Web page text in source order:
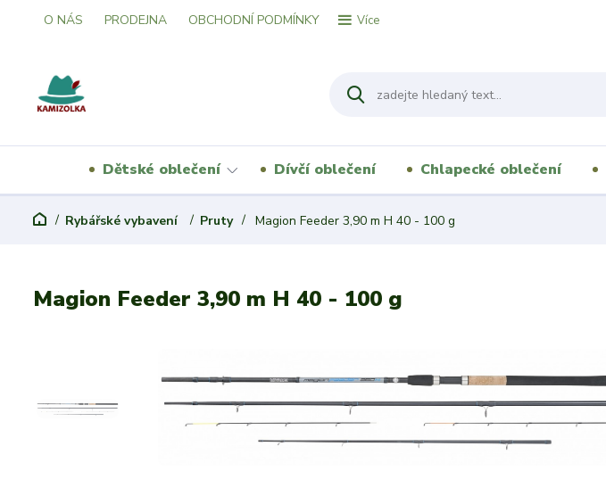
O NÁS PRODEJNA OBCHODNÍ PODMÍNKY Více
Dětské oblečení Dívčí oblečení Chlapecké oblečení
Rybářské vybavení Pruty Magion Feeder 3,90 m H 40 - 100 g
Magion Feeder 3,90 m H 40 - 100 g